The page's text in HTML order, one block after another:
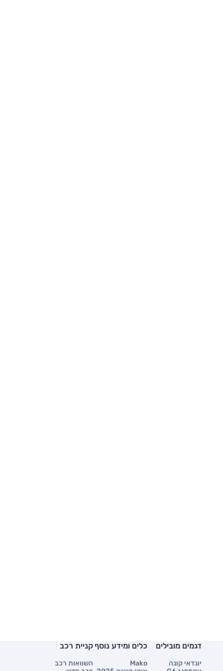
דגמים מובילים
יונדאי קונה
כלים ומידע נוסף
Mako
קניית רכב
השוואות רכב